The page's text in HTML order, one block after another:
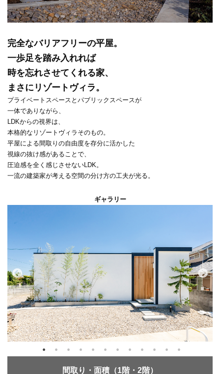
完全なバリアフリーの平屋。
一歩足を踏み入れれば
時を忘れさせてくれる家、
まさにリゾートヴィラ。
プライベートスペースとパブリックスペースが
一体でありながら、
LDKからの視界は、
本格的なリゾートヴィラそのもの。
平屋による間取りの自由度を存分に活かした
視線の抜け感があることで、
圧迫感を全く感じさせないLDK。
一流の建築家が考える空間の分け方の工夫が光る。
ギャラリー
間取り・面積（1階・2階）